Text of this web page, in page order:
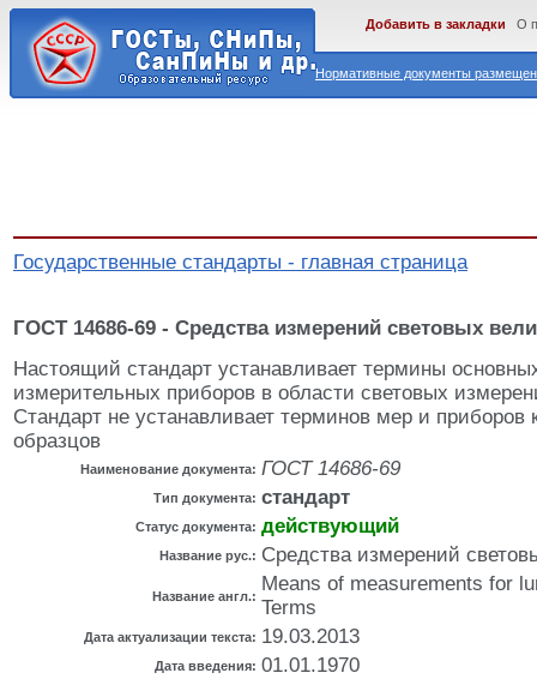
Нормативные документы
Добавить в закладки О
Государственные стандарты - главная страница
ГОСТ 14686-69 - Средства измерений световых
Настоящий стандарт устанавливает термины
измерительных приборов в области световых
Стандарт не устанавливает терминов мер и приборов
образцов
Наименование документа: ГОСТ 14686-69
Тип документа: стандарт
Статус документа: действующий
Название рус.: Средства измерений
Название англ.:
Means of measurements for
Terms
Дата актуализации текста: 19.03.2013
Дата введения: 01.01.1970